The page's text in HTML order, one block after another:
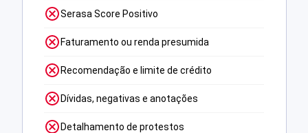
Serasa Score Positivo
Faturamento ou renda presumida
Recomendação e limite de crédito
Dívidas, negativas e anotações
Detalhamento de protestos